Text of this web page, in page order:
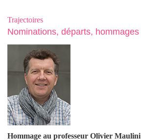
Trajectoires
Nominations, départs, hommages
Hommage au professeur Olivier Maulini